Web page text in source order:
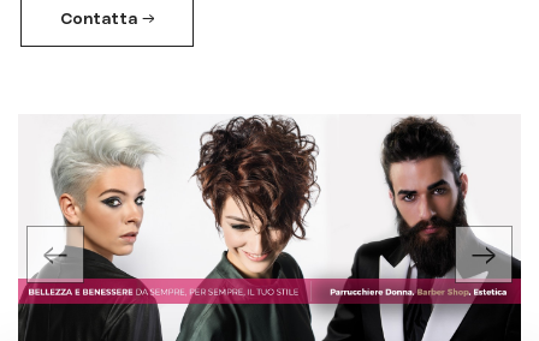
Contatta →
Previous Next